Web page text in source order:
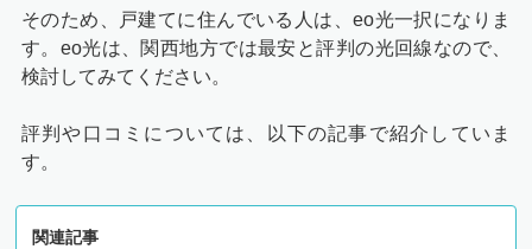
そのため、戸建てに住んでいる人は、eo光一択になりま
す。eo光は、関西地方では最安と評判の光回線なので、
検討してみてください。
評判や口コミについては、以下の記事で紹介していま
す。
関連記事